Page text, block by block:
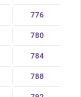
776
780
784
788